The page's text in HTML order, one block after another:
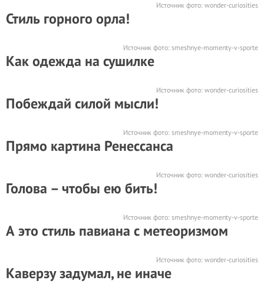
Источник фото: wonder-curiosities
Стиль горного орла!
Источник фото: smeshnye-momenty-v-sporte
Как одежда на сушилке
Источник фото: wonder-curiosities
Побеждай силой мысли!
Источник фото: smeshnye-momenty-v-sporte
Прямо картина Ренессанса
Источник фото: wonder-curiosities
Голова – чтобы ею бить!
Источник фото: smeshnye-momenty-v-sporte
А это стиль павиана с метеоризмом
Источник фото: wonder-curiosities
Каверзу задумал, не иначе